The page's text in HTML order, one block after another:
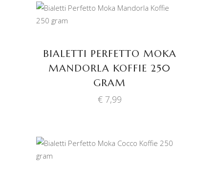
BIALETTI PERFETTO MOKA
MANDORLA KOFFIE 250
GRAM
€7,99